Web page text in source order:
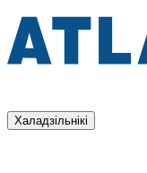
Халадзільнікі